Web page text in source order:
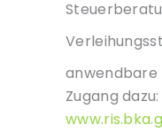
anwendbare
Zugang